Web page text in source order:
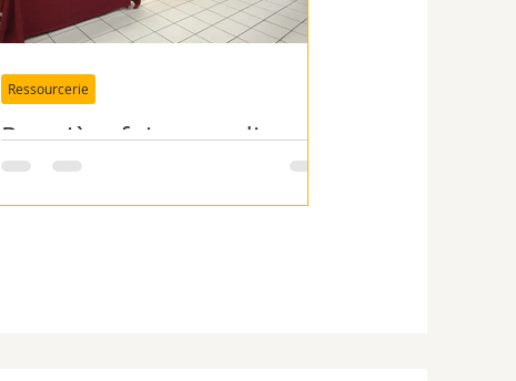
Première foire aux disques
Ressourcerie